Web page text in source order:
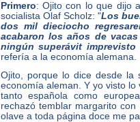
Primero: Ojito con lo que dijo
socialista Olaf Scholz: "Los
dos mil dieciocho
acabaron los años de
ningún superávit
refería a la economía alemana.
Ojito, porque lo dice desde la
economía aleman. Y yo visto
tanto española como
rechazó temblar margarito
olave a toda página doce me